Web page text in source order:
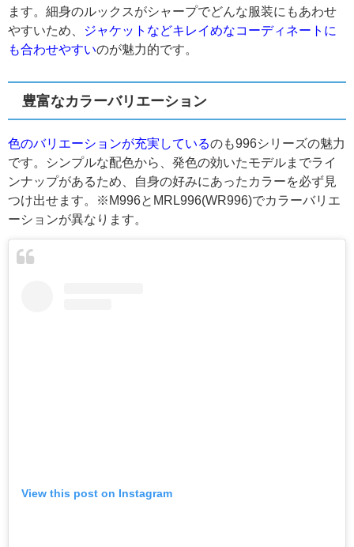
ます。細身のルックスがシャープでどんな服装にもあわせ
やすいため、
ジャケットなどキレイめなコーディネートに
も合わせやすいのが魅力的です。
豊富なカラーバリエーション
色のバリエーションが充実しているのも996シリーズの魅力
です。シンプルな配色から、発色の効いたモデルまでライ
ンナップがあるため、自身の好みにあったカラーを必ず見
つけ出せます。※M996とMRL996(WR996)でカラーバリエ
ーションが異なります。
View this post on Instagram